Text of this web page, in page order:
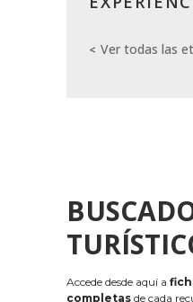
Ver todas las
Accede desde aquí a
completas de cada